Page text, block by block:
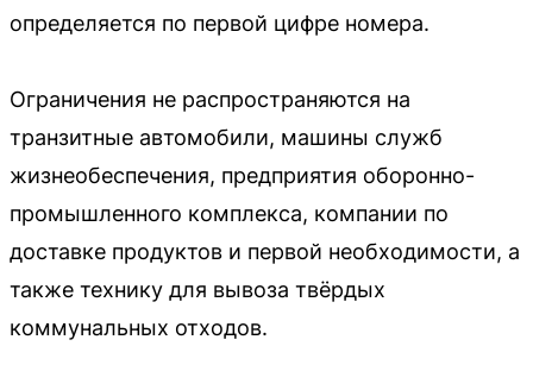
определяется по первой цифре номера.
Ограничения не распространяются на
транзитные автомобили, машины служб
жизнеобеспечения, предприятия оборонно-
промышленного комплекса, компании по
доставке продуктов и первой необходимости, а
также технику для вывоза твёрдых
коммунальных отходов.